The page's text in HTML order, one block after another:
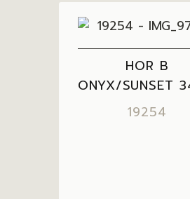
HOR B
ONYX/SUNSET
19254